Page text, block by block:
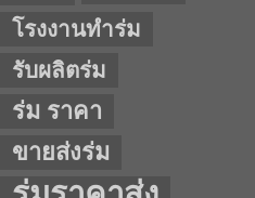
โรงงานทำร่ม
รับผลิตร่ม
ร่ม ราคา
ขายส่งร่ม